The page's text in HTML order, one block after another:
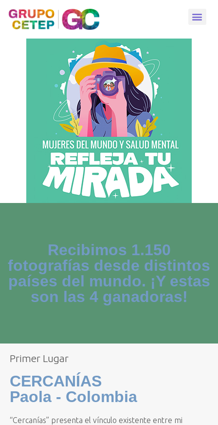
Recibimos 1.150
fotografías desde distintos
países del mundo. ¡Y estas
son las 4 ganadoras!
Primer Lugar
CERCANÍAS
Paola - Colombia
“Cercanías” presenta el vínculo existente entre mi